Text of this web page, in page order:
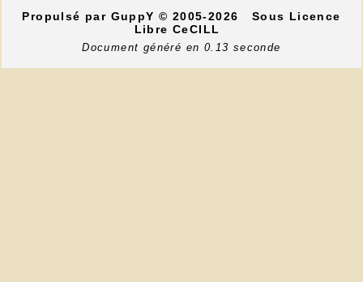
Propulsé par GuppY© 2005-2026
Sous Licence
Libre CeCILL
Document généré en 0.13 seconde